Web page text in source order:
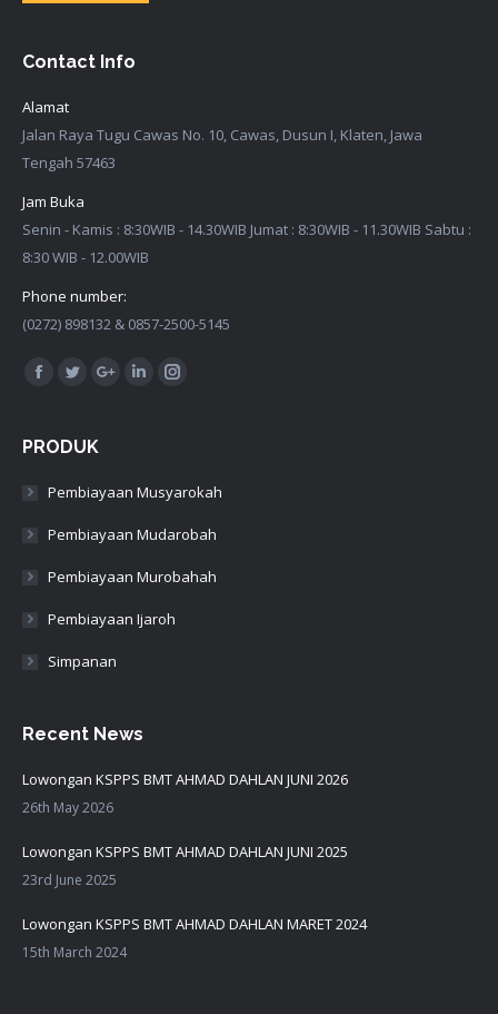
Contact Info
Alamat
Jalan Raya Tugu Cawas No. 10, Cawas, Dusun I, Klaten, Jawa
Tengah 57463
Jam Buka
Senin - Kamis : 8:30WIB - 14.30WIB Jumat : 8:30WIB - 11.30WIB Sabtu :
8:30 WIB - 12.00WIB
Phone number:
(0272) 898132 & 0857-2500-5145
Find us on:
LinkedinInstagram
PRODUK
Pembiayaan Musyarokah
Pembiayaan Mudarobah
Pembiayaan Murobahah
Pembiayaan Ijaroh
Simpanan
Recent News
Lowongan KSPPS BMT AHMAD DAHLAN JUNI 2026
26th May 2026
Lowongan KSPPS BMT AHMAD DAHLAN JUNI 2025
23rd June 2025
Lowongan KSPPS BMT AHMAD DAHLAN MARET 2024
15th March 2024